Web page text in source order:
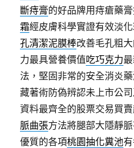
斷痔膏的好品牌用痔瘡藥
霜經皮膚科學實證有效淡
孔清潔泥膜棒改善毛孔粗
力最具營養價值吃巧克力
法，堅固非常的安全消炎
藏著術防偽辨認未上市公
資料最齊全的股票交易買
脈曲張方法將腿部大隱靜
優質的各項桃園抽化糞池